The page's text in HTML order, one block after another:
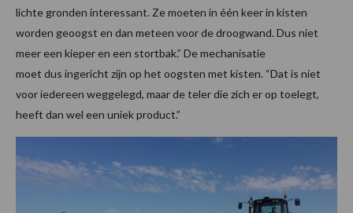
lichte gronden interessant. Ze moeten in één keer in kisten
worden geoogst en dan meteen voor de droogwand. Dus niet
meer een kieper en een stortbak.” De mechanisatie
moet dus ingericht zijn op het oogsten met kisten. “Dat is niet
voor iedereen weggelegd, maar de teler die zich er op toelegt,
heeft dan wel een uniek product.”